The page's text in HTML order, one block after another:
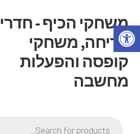
פתח סרגל נגישות
דלג
לניווט
לדלג
לתוכן
משחקי הכיף - חדרי
בריחה, משחקי
קופסה והפעלות
מחשבה
search